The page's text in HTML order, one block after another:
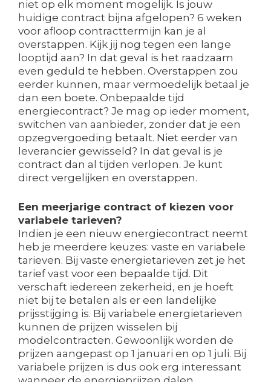
niet op elk moment mogelijk. Is jouw
huidige contract bijna afgelopen? 6 weken
voor afloop contracttermijn kan je al
overstappen. Kijk jij nog tegen een lange
looptijd aan? In dat geval is het raadzaam
even geduld te hebben. Overstappen zou
eerder kunnen, maar vermoedelijk betaal je
dan een boete. Onbepaalde tijd
energiecontract? Je mag op ieder moment,
switchen van aanbieder, zonder dat je een
opzegvergoeding betaalt. Niet eerder van
leverancier gewisseld? In dat geval is je
contract dan al tijden verlopen. Je kunt
direct vergelijken en overstappen.
Een meerjarige contract of kiezen voor
variabele tarieven?
Indien je een nieuw energiecontract neemt
heb je meerdere keuzes: vaste en variabele
tarieven. Bij vaste energietarieven zet je het
tarief vast voor een bepaalde tijd. Dit
verschaft iedereen zekerheid, en je hoeft
niet bij te betalen als er een landelijke
prijsstijging is. Bij variabele energietarieven
kunnen de prijzen wisselen bij
modelcontracten. Gewoonlijk worden de
prijzen aangepast op 1 januari en op 1 juli. Bij
variabele prijzen is dus ook erg interessant